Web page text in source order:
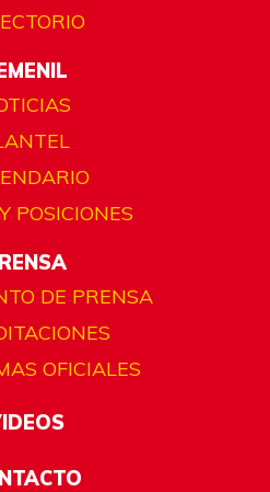
POSICIONES
DE PRENSA
OFICIALES